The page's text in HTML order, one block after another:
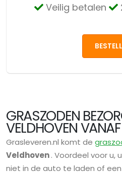
Veilig betalen
GRASZODEN
VELDHOVEN
Grasleveren.nl komt de
Veldhoven. Voordeel voor u,
niet in de auto te laden of